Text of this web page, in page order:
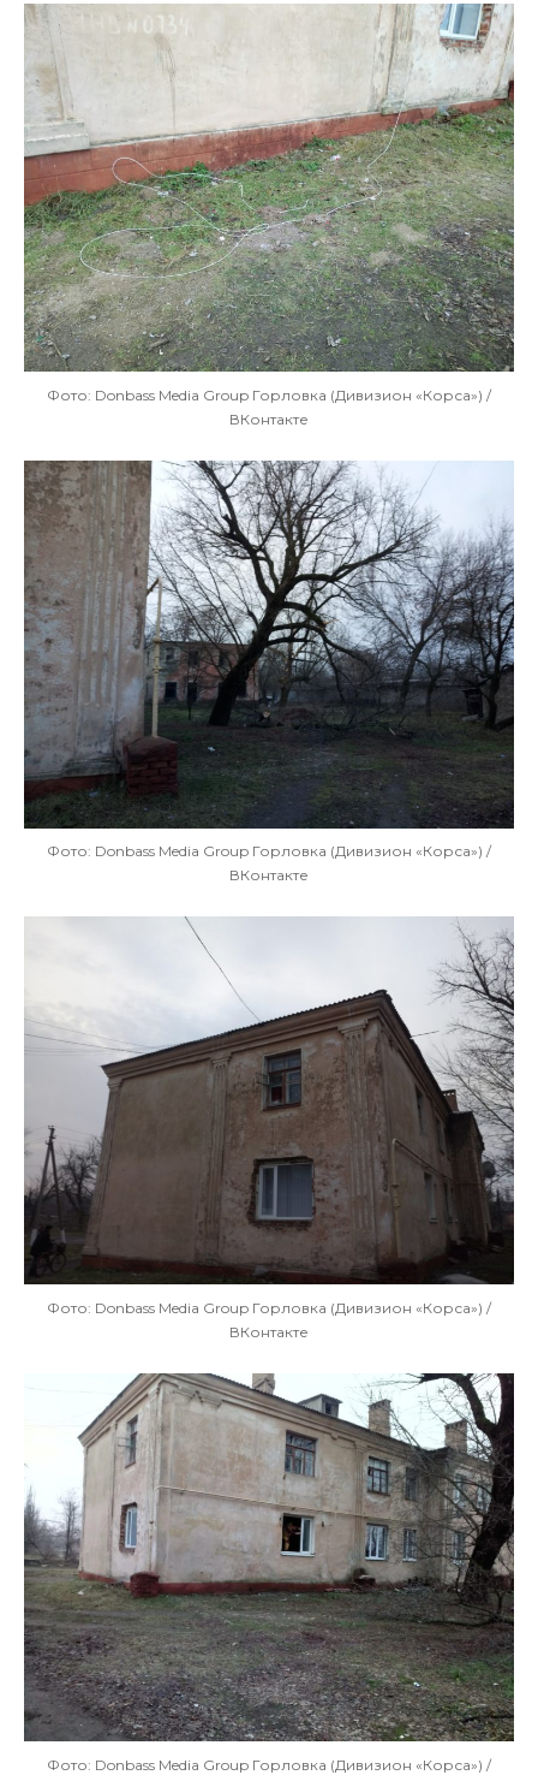
Фото: Donbass Media Group Горловка (Дивизион «Корса») /
ВКонтакте
Фото: Donbass Media Group Горловка (Дивизион «Корса») /
ВКонтакте
Фото: Donbass Media Group Горловка (Дивизион «Корса») /
ВКонтакте
Фото: Donbass Media Group Горловка (Дивизион «Корса») /